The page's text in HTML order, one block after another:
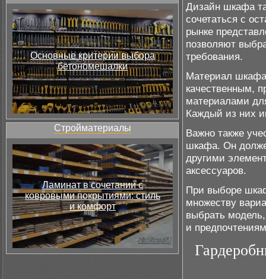
Основные критерии выбора
бетономешалки
Стройматериалы
Ламинат в сочетании с
ковровыми покрытиями: стиль
и комфорт
Дизайн шкафа
сочетаться с
рынке
позволяют
требования.
Материал
качественным,
материалами
Каждый из них
Важно также
шкафа. Он
другими
аксессуаров.
При выборе
множеству
выбрать
и